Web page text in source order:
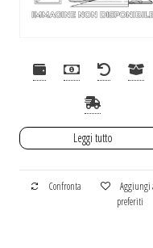
Leggi tutto
Confronta
Aggiungi
preferiti